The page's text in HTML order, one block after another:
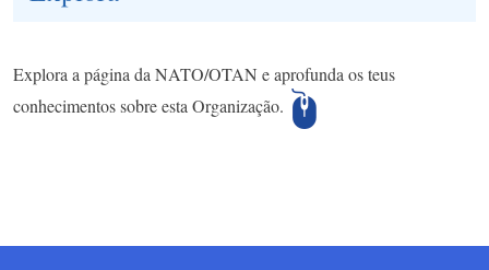
Explora a página da NATO/OTAN e aprofunda os teus
conhecimentos sobre esta Organização.